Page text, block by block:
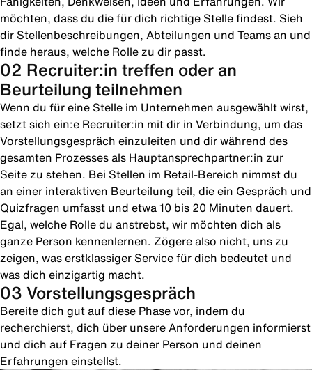
möchten, dass du die für dich richtige Stelle findest. Sieh
dir Stellenbeschreibungen, Abteilungen und Teams an und
finde heraus, welche Rolle zu dir passt.
02 Recruiter:in treffen oder an
Beurteilung teilnehmen
Wenn du für eine Stelle im Unternehmen ausgewählt wirst,
setzt sich ein:e Recruiter:in mit dir in Verbindung, um das
Vorstellungsgespräch einzuleiten und dir während des
gesamten Prozesses als Hauptansprechpartner:in zur
Seite zu stehen. Bei Stellen im Retail-Bereich nimmst du
an einer interaktiven Beurteilung teil, die ein Gespräch und
Quizfragen umfasst und etwa 10 bis 20 Minuten dauert.
Egal, welche Rolle du anstrebst, wir möchten dich als
ganze Person kennenlernen. Zögere also nicht, uns zu
zeigen, was erstklassiger Service für dich bedeutet und
was dich einzigartig macht.
03 Vorstellungsgespräch
Bereite dich gut auf diese Phase vor, indem du
recherchierst, dich über unsere Anforderungen informierst
und dich auf Fragen zu deiner Person und deinen
Erfahrungen einstellst.